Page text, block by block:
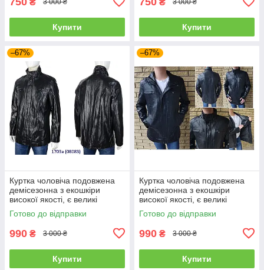
3 000 ₴
Купити
3 000 ₴
Купити
–67%
Куртка чоловіча подовжена
демісезонна з екошкіри
високої якості, є великі
розміри RHINOCEROS
Готово до відправки
990 ₴ 3 000 ₴
Купити
–67%
Куртка чоловіча подовжена
демісезонна з екошкіри
високої якості, є великі
розміри RHINOCEROS
Готово до відправки
990 ₴ 3 000 ₴
Купити